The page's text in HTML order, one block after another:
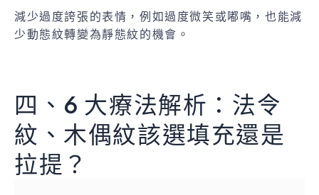
減少過度誇張的表情，例如過度微笑或嘟嘴，也能減
少動態紋轉變為靜態紋的機會。
四、6 大療法解析：法令
紋、木偶紋該選填充還是
拉提？